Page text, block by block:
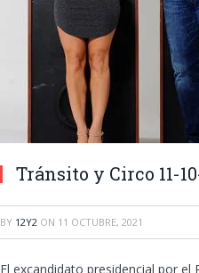
Tránsito y Circo 11-
BY 12Y2 ON 11 OCTUBRE, 2021
El excandidato presidencial por